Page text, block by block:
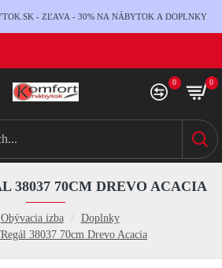
- ZĽAVA - 30% NA NÁBYTOK A DOPLNKY
0 0
Obývacia izba
Doplnky
38037 70cm Drevo Acacia
38037 70CM DREVO ACACIA